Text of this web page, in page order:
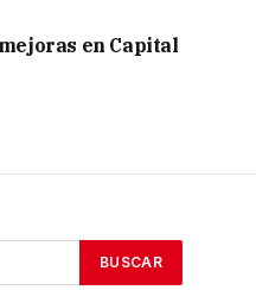
en Capital